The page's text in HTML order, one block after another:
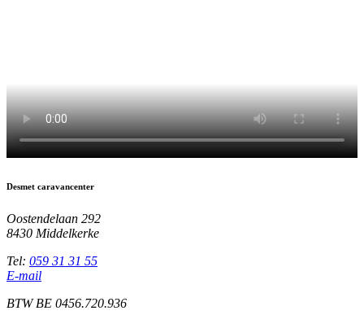
Desmet caravancenter
Oostendelaan 292
8430 Middelkerke
Tel: 059 31 31 55
E-mail
BTW BE 0456.720.936